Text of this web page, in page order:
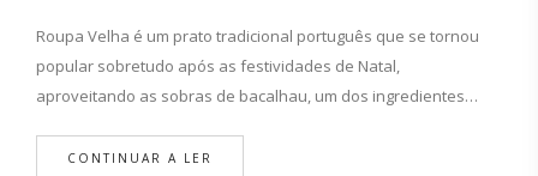
Roupa Velha é um prato tradicional português que se tornou
popular sobretudo após as festividades de Natal,
aproveitando as sobras de bacalhau, um dos ingredientes…
CONTINUAR A LER